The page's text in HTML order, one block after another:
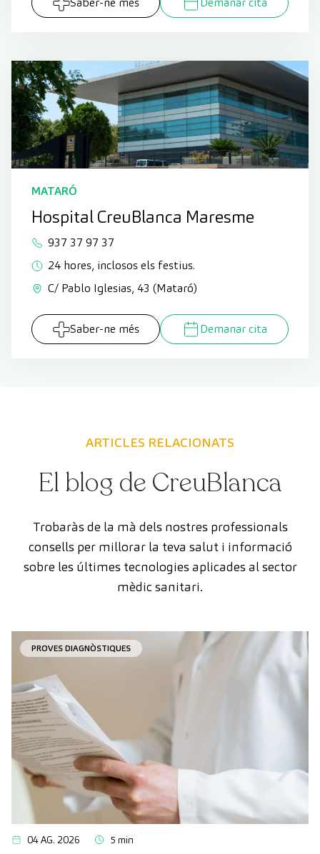
MATARÓ
Hospital CreuBlanca Maresme
937 37 97 37
24 hores, inclosos els festius.
C/ Pablo Iglesias, 43 (Mataró)
Saber-ne més Demanar cita
ARTICLES RELACIONATS
El blog de CreuBlanca
Trobaràs de la mà dels nostres professionals
consells per millorar la teva salut i informació
sobre les últimes tecnologies aplicades al sector
mèdic sanitari.
PROVES DIAGNÒSTIQUES
04 AG. 2026 5 min